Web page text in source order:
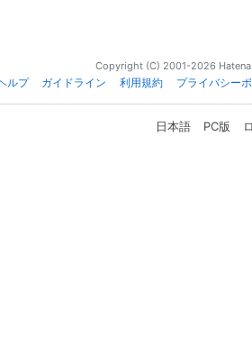
Copyright (C) 2001-2026
ルプ
ガイドライン 利用規約 プライバシー
日本語 PC版